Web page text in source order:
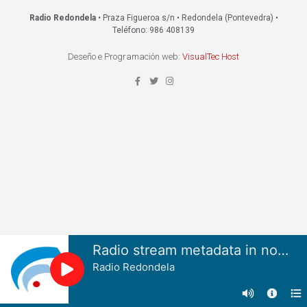
Radio Redondela• Praza Figueroa s/n • Redondela (Pontevedra) •
Teléfono: 986 408139
Deseño e Programación web: VisualTec Host
Radio stream metadata in not available.
Radio Redondela